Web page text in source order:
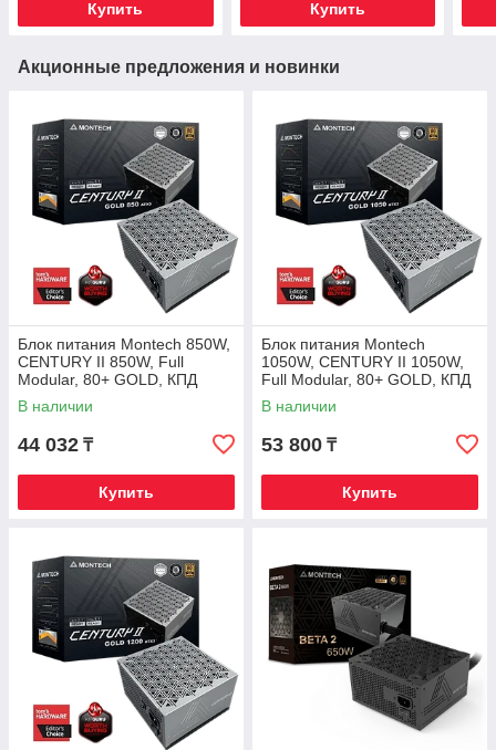
Купить
Купить
Акционные предложения и новинки
Блок питания Montech 850W,
CENTURY II 850W, Full
Modular, 80+ GOLD, КПД
90%, Fan 135mm, Серебро
В наличии
44 032 ₸
Купить
Блок питания Montech
1050W, CENTURY II 1050W,
Full Modular, 80+ GOLD, КПД
90%, Fan 135mm, Серебро
В наличии
53 800 ₸
Купить